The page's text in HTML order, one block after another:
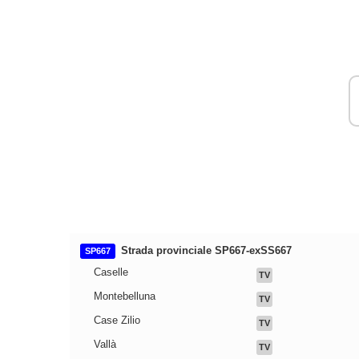
SP667
Strada provinciale SP667-exSS667
Caselle
TV
Montebelluna TV
Case Zilio TV
Vallà TV